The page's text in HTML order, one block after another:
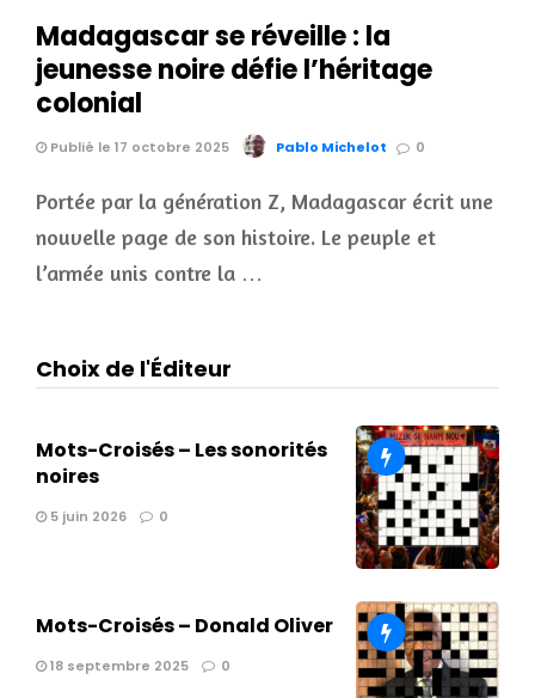
Madagascar se réveille : la
jeunesse noire défie l’héritage
colonial
Publié le 17 octobre 2025 Pablo Michelot 0
Portée par la génération Z, Madagascar écrit une
nouvelle page de son histoire. Le peuple et
l’armée unis contre la …
Choix de l'Éditeur
Mots-Croisés – Les sonorités
noires
5 juin 2026 0
Mots-Croisés – Donald Oliver
18 septembre 2025 0